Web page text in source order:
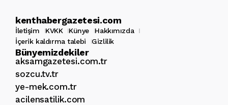
kenthabergazetesi.com
İletişim KVKK Künye
Hakkımızda
İçerik kaldırma talebi
Gizlilik
Bünyemizdekiler
aksamgazetesi.com.tr
sozcu.tv.tr
ye-mek.com.tr
acilensatilik.com